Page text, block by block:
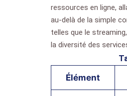
ressources en ligne,
au-delà de la simple
telles que le
la diversité des
Élément